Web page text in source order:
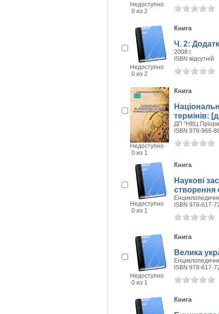
Недоступно
0 из 2
Недоступно
0 из 2
Книга
Ч. 2:
2008 г.
ISBN відсутній
Недоступно
0 из 1
Книга
термінів:
ДП "НВЦ
ISBN 978-966-
Недоступно
0 из 1
Книга
Наукові
створення
ISBN 978-617-
Недоступно
0 из 1
Книга
Велика
ISBN 978-617-
Книга